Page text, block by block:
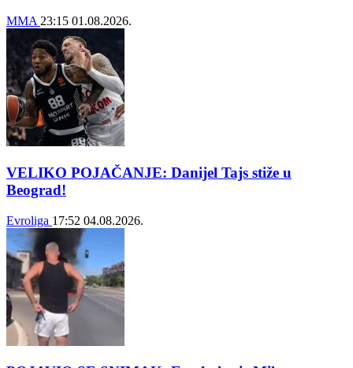
MMA 23:15 01.08.2026.
VELIKO POJAČANJE: Danijel Tajs stiže u
Beograd!
Evroliga 17:52 04.08.2026.